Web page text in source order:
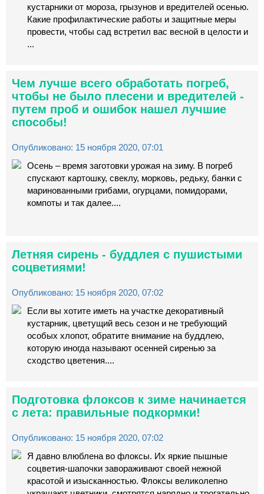
кустарники от мороза, грызунов и вредителей осенью.
Какие профилактические работы и защитные меры
провести, чтобы сад встретил вас весной в целости и
...
Чем лучше всего обработать погреб,
чтобы не было плесени и вредителей -
путем проб и ошибок нашел лучшие
способы!
Опубликовано: 15 ноября 2020, 07:01
Осень – время заготовки урожая на зиму. В погреб
спускают картошку, свеклу, морковь, редьку, банки с
маринованными грибами, огурцами, помидорами,
компоты и так далее....
Летняя сирень - буддлея с пушистыми
соцветиями!
Опубликовано: 15 ноября 2020, 07:02
Если вы хотите иметь на участке декоративный
кустарник, цветущий весь сезон и не требующий
особых хлопот, обратите внимание на буддлею,
которую иногда называют осенней сиренью за
сходство цветения....
Подготовка флоксов к зиме начинается
с лета: правильные подкормки!
Опубликовано: 15 ноября 2020, 07:02
Я давно влюблена во флоксы. Их яркие пышные
соцветия-шапочки завораживают своей нежной
красотой и изысканностью. Флоксы великолепно